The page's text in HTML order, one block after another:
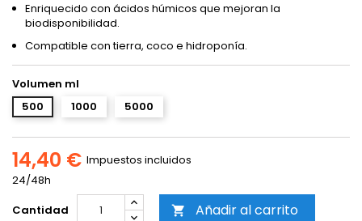
Enriquecido con ácidos húmicos que mejoran la
biodisponibilidad.
Compatible con tierra, coco e hidroponía.
Volumen ml
500
1000 5000
14,40 € Impuestos incluidos
24/48h
Cantidad
 Añadir al carrito